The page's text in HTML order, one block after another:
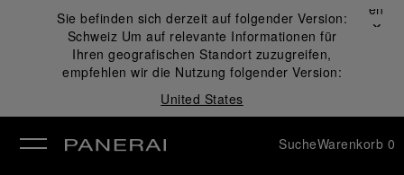
Sie befinden sich derzeit auf folgender Version:
Schweiz Um auf relevante Informationen für
Ihren geografischen Standort zuzugreifen,
empfehlen wir die Nutzung folgender Version:
United States
Schließen
✕
SucheWarenkorb 0